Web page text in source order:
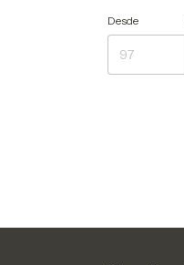
Desde